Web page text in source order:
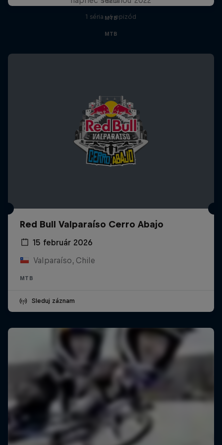
MTB
1 séria · 6 epizód
MTB
Red Bull Valparaíso Cerro Abajo
15 február 2026
Valparaíso, Chile
MTB
Sleduj záznam